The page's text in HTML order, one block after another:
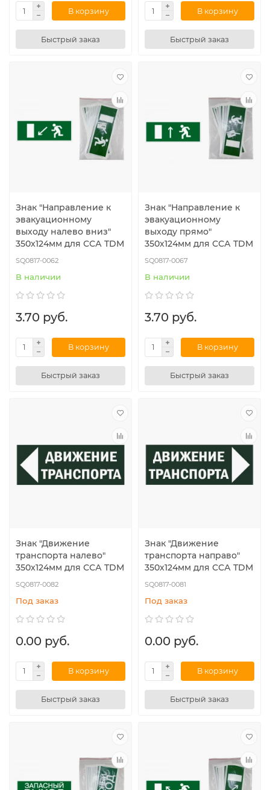
В корзину
Быстрый заказ
В корзину
Быстрый заказ
Знак "Направление к
эвакуационному
выходу налево вниз"
350х124мм для ССА TDM
SQ0817-0062
В наличии
3.70 руб.
В корзину
Быстрый заказ
Знак "Направление к
эвакуационному
выходу прямо"
350х124мм для ССА TDM
SQ0817-0067
В наличии
3.70 руб.
В корзину
Быстрый заказ
Знак "Движение
транспорта налево"
350х124мм для ССА TDM
SQ0817-0082
Под заказ
0.00 руб.
В корзину
Быстрый заказ
Знак "Движение
транспорта направо"
350х124мм для ССА TDM
SQ0817-0081
Под заказ
0.00 руб.
В корзину
Быстрый заказ